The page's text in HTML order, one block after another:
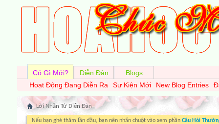
Có Gì Mới?
Hoạt Động Đang Diễn Ra
Sự Kiện Mới New Blog Entries
Diễn Đàn Blogs
Lời Nhắn Từ Diễn Ðàn
Nếu bạn ghé thăm lần đầu, bạn nên nhấn chuột vào xem phần Câu Hỏi